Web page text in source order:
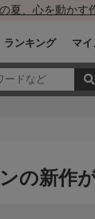
夏、心を動かす
ランキング マ
の新作